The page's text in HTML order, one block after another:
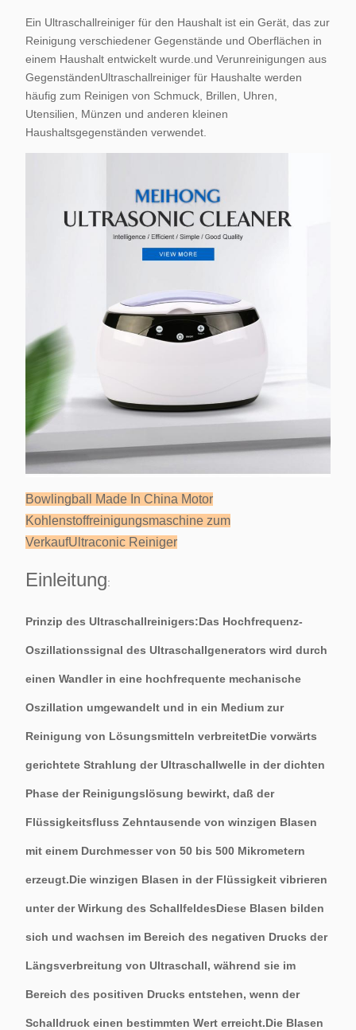
Ein Ultraschallreiniger für den Haushalt ist ein Gerät, das zur
Reinigung verschiedener Gegenstände und Oberflächen in
einem Haushalt entwickelt wurde.und Verunreinigungen aus
GegenständenUltraschallreiniger für Haushalte werden
häufig zum Reinigen von Schmuck, Brillen, Uhren,
Utensilien, Münzen und anderen kleinen
Haushaltsgegenständen verwendet.
Bowlingball Made In China Motor
Kohlenstoffreinigungsmaschine zum
VerkaufUltraconic Reiniger
Einleitung:
Prinzip des Ultraschallreinigers:Das Hochfrequenz-
Oszillationssignal des Ultraschallgenerators wird durch
einen Wandler in eine hochfrequente mechanische
Oszillation umgewandelt und in ein Medium zur
Reinigung von Lösungsmitteln verbreitetDie vorwärts
gerichtete Strahlung der Ultraschallwelle in der dichten
Phase der Reinigungslösung bewirkt, daß der
Flüssigkeitsfluss Zehntausende von winzigen Blasen
mit einem Durchmesser von 50 bis 500 Mikrometern
erzeugt.Die winzigen Blasen in der Flüssigkeit vibrieren
unter der Wirkung des SchallfeldesDiese Blasen bilden
sich und wachsen im Bereich des negativen Drucks der
Längsverbreitung von Ultraschall, während sie im
Bereich des positiven Drucks entstehen, wenn der
Schalldruck einen bestimmten Wert erreicht.Die Blasen